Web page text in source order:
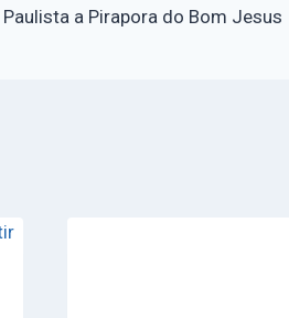
a Pirapora do Bom Jesus